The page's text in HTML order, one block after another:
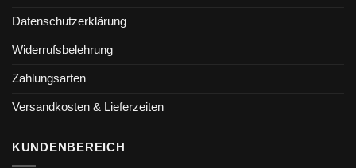
Datenschutzerklärung
Widerrufsbelehrung
Zahlungsarten
Versandkosten & Lieferzeiten
KUNDENBEREICH